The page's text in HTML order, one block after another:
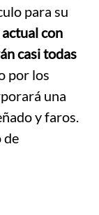
para su
con
casi todas
por los
una
y faros.
de